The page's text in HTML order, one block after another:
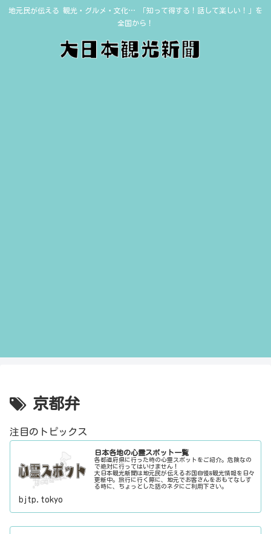
地元民が伝える 観光・グルメ・文化… 「知って得する！話して楽しい！」を
全国から！
京都弁
注目のトピックス
日本各地の心霊スポット一覧
各都道府県に行った時の心霊スポットをご紹介。危険なの
で絶対に行ってはいけません！
大日本観光新聞は地元民が伝えるお国自慢&観光情報を日々
更新中。旅行に行く際に、地元でお客さんをおもてなしす
る時に、ちょっとした話のネタにご利用下さい。
bjtp.tokyo